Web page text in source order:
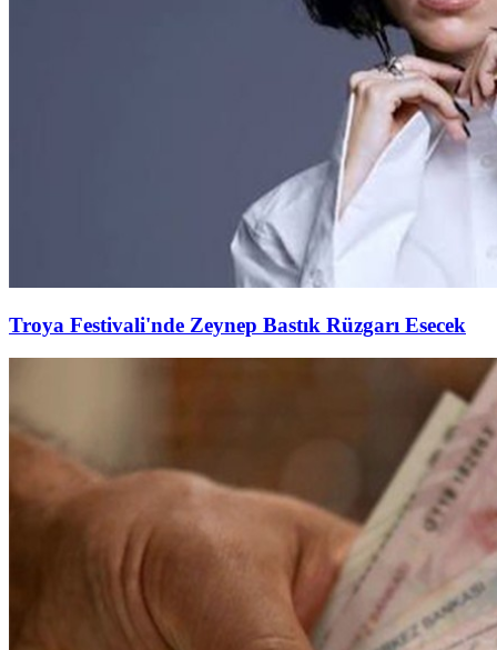
Troya Festivali'nde Zeynep Bastık Rüzgarı Esecek